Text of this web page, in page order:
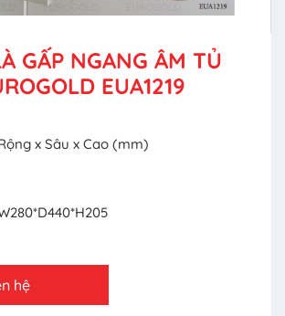
GẤP NGANG ÂM TỦ
EUA1219
x Sâu x Cao (mm)
hệ